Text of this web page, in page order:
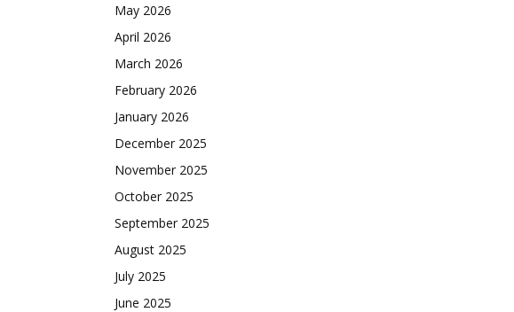
May 2026
April 2026
March 2026
February 2026
January 2026
December 2025
November 2025
October 2025
September 2025
August 2025
July 2025
June 2025